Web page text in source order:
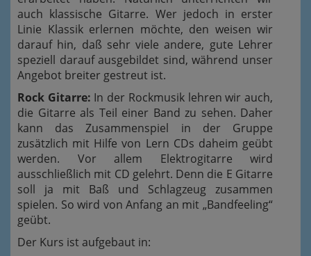
auch klassische Gitarre. Wer jedoch in erster
Linie Klassik erlernen möchte, den weisen wir
darauf hin, daß sehr viele andere, gute Lehrer
speziell darauf ausgebildet sind, während unser
Angebot breiter gestreut ist.
Rock Gitarre: In der Rockmusik lehren wir auch,
die Gitarre als Teil einer Band zu sehen. Daher
kann das Zusammenspiel in der Gruppe
zusätzlich mit Hilfe von Lern CDs daheim geübt
werden. Vor allem Elektrogitarre wird
ausschließlich mit CD gelehrt. Denn die E Gitarre
soll ja mit Baß und Schlagzeug zusammen
spielen. So wird von Anfang an mit „Bandfeeling“
geübt.
Der Kurs ist aufgebaut in: